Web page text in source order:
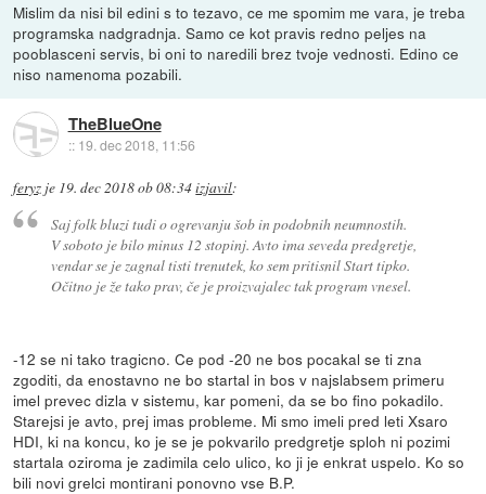
Mislim da nisi bil edini s to tezavo, ce me spomim me vara, je treba
programska nadgradnja. Samo ce kot pravis redno peljes na
pooblasceni servis, bi oni to naredili brez tvoje vednosti. Edino ce
niso namenoma pozabili.
TheBlueOne
:: 19. dec 2018, 11:56
feryz je 19. dec 2018 ob 08:34izjavil:
Saj folk bluzi tudi o ogrevanju šob in podobnih neumnostih.
V soboto je bilo minus 12 stopinj. Avto ima seveda predgretje,
vendar se je zagnal tisti trenutek, ko sem pritisnil Start tipko.
Očitno je že tako prav, če je proizvajalec tak program vnesel.
-12 se ni tako tragicno. Ce pod -20 ne bos pocakal se ti zna
zgoditi, da enostavno ne bo startal in bos v najslabsem primeru
imel prevec dizla v sistemu, kar pomeni, da se bo fino pokadilo.
Starejsi je avto, prej imas probleme. Mi smo imeli pred leti Xsaro
HDI, ki na koncu, ko je se je pokvarilo predgretje sploh ni pozimi
startala oziroma je zadimila celo ulico, ko ji je enkrat uspelo. Ko so
bili novi grelci montirani ponovno vse B.P.